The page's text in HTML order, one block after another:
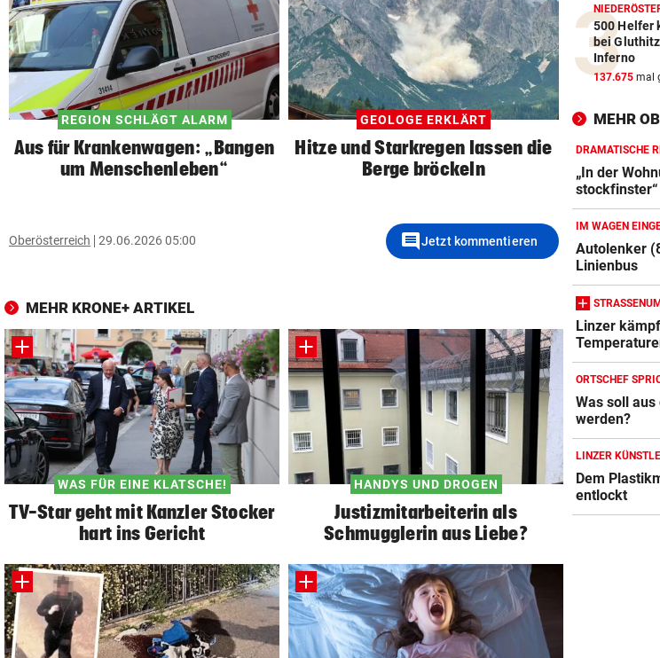
REGION SCHLÄGT ALARM
Aus für Krankenwagen: „Bangen
um Menschenleben“
GEOLOGE ERKLÄRT
Hitze und Starkregen lassen die
Berge bröckeln
Oberösterreich 29.06.2026 05:00 commentJetzt kommentieren
MEHR KRONE+ ARTIKEL
WAS FÜR EINE KLATSCHE!
TV-Star geht mit Kanzler Stocker
hart ins Gericht
HANDYS UND DROGEN
Justizmitarbeiterin als
Schmugglerin aus Liebe?
500 Helfer
bei
Inferno
137.675 mal
MEHR
DRAMATISCHE
„In der
stockfinster“
IM WAGEN
Autolenker
Linienbus
Linzer
ORTSCHEF
Was soll
werden?
LINZER
Dem
entlockt